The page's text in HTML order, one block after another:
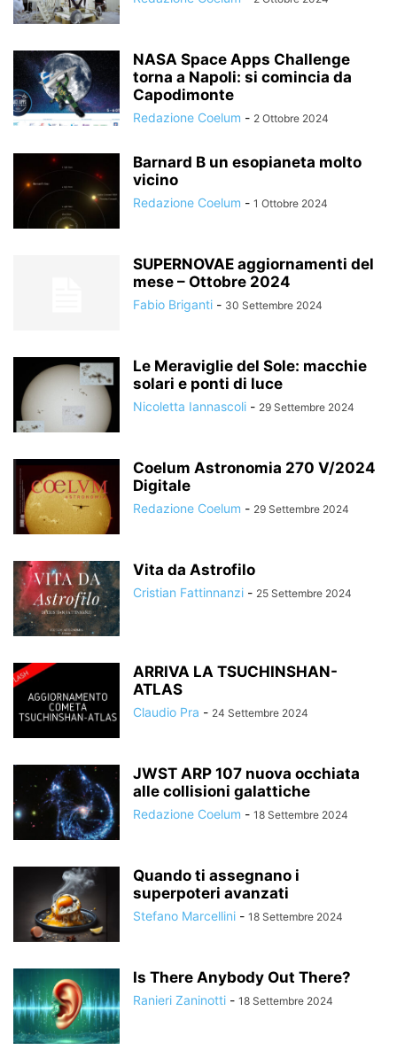
NASA Space Apps Challenge
torna a Napoli: si comincia da
Capodimonte
Redazione Coelum - 2 Ottobre 2024
Barnard B un esopianeta molto
vicino
Redazione Coelum - 1 Ottobre 2024
SUPERNOVAE aggiornamenti del
mese – Ottobre 2024
Fabio Briganti - 30 Settembre 2024
Le Meraviglie del Sole: macchie
solari e ponti di luce
Nicoletta Iannascoli - 29 Settembre 2024
Coelum Astronomia 270 V/2024
Digitale
Redazione Coelum - 29 Settembre 2024
Vita da Astrofilo
Cristian Fattinnanzi - 25 Settembre 2024
ARRIVA LA TSUCHINSHAN-
ATLAS
Claudio Pra - 24 Settembre 2024
JWST ARP 107 nuova occhiata
alle collisioni galattiche
Redazione Coelum - 18 Settembre 2024
Quando ti assegnano i
superpoteri avanzati
Stefano Marcellini - 18 Settembre 2024
Is There Anybody Out There?
Ranieri Zaninotti - 18 Settembre 2024